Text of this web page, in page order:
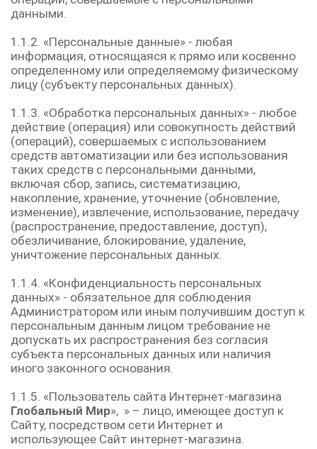
данными.
1.1.2. «Персональные данные» - любая
информация, относящаяся к прямо или косвенно
определенному или определяемому физическому
лицу (субъекту персональных данных).
1.1.3. «Обработка персональных данных» - любое
действие (операция) или совокупность действий
(операций), совершаемых с использованием
средств автоматизации или без использования
таких средств с персональными данными,
включая сбор, запись, систематизацию,
накопление, хранение, уточнение (обновление,
изменение), извлечение, использование, передачу
(распространение, предоставление, доступ),
обезличивание, блокирование, удаление,
уничтожение персональных данных.
1.1.4. «Конфиденциальность персональных
данных» - обязательное для соблюдения
Администратором или иным получившим доступ к
персональным данным лицом требование не
допускать их распространения без согласия
субъекта персональных данных или наличия
иного законного основания.
1.1.5. «Пользователь сайта Интернет-магазина
Глобальный Мир», » – лицо, имеющее доступ к
Сайту, посредством сети Интернет и
использующее Сайт интернет-магазина.